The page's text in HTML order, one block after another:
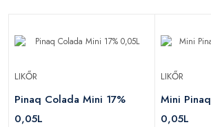
LIKŐR
Pinaq Colada Mini 17%
0,05L
LIKŐR
Mini
0,05L